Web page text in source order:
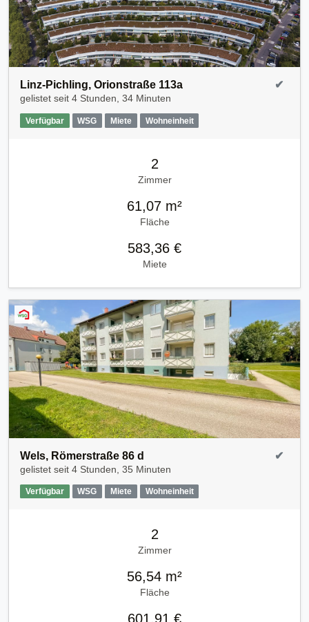
Linz-Pichling, Orionstraße 113a
gelistet seit 4 Stunden, 34 Minuten
Verfügbar WSG Miete Wohneinheit
✔
2
Zimmer
61,07 m²
Fläche
583,36 €
Miete
Wels, Römerstraße 86 d
gelistet seit 4 Stunden, 35 Minuten
Verfügbar WSG Miete Wohneinheit
✔
2
Zimmer
56,54 m²
Fläche
601,91 €